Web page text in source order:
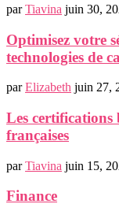
parTiavina juin 30,
Optimisez votre
technologies de
parElizabeth juin 27,
Les certifications
françaises
parTiavina juin 15,
Finance